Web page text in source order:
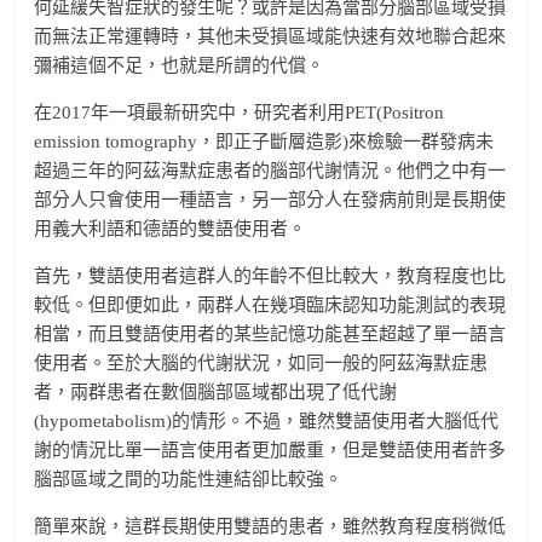
何延緩失智症狀的發生呢？或許是因為當部分腦部區域受損
而無法正常運轉時，其他未受損區域能快速有效地聯合起來
彌補這個不足，也就是所謂的代償。
在2017年一項最新研究中，研究者利用PET(Positron
emission tomography，即正子斷層造影)來檢驗一群發病未
超過三年的阿茲海默症患者的腦部代謝情況。他們之中有一
部分人只會使用一種語言，另一部分人在發病前則是長期使
用義大利語和德語的雙語使用者。
首先，雙語使用者這群人的年齡不但比較大，教育程度也比
較低。但即便如此，兩群人在幾項臨床認知功能測試的表現
相當，而且雙語使用者的某些記憶功能甚至超越了單一語言
使用者。至於大腦的代謝狀況，如同一般的阿茲海默症患
者，兩群患者在數個腦部區域都出現了低代謝
(hypometabolism)的情形。不過，雖然雙語使用者大腦低代
謝的情況比單一語言使用者更加嚴重，但是雙語使用者許多
腦部區域之間的功能性連結卻比較強。
簡單來說，這群長期使用雙語的患者，雖然教育程度稍微低